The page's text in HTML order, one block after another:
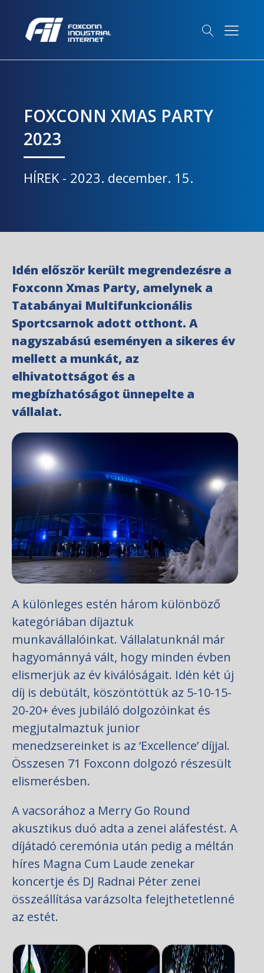
FOXCONN XMAS PARTY
2023
HÍREK - 2023. december. 15.
Idén először került megrendezésre a
Foxconn Xmas Party, amelynek a
Tatabányai Multifunkcionális
Sportcsarnok adott otthont. A
nagyszabású eseményen a sikeres év
mellett a munkát, az
elhivatottságot és a
megbízhatóságot ünnepelte a
vállalat.
A különleges estén három különböző
kategóriában díjaztuk
munkavállalóinkat. Vállalatunknál már
hagyománnyá vált, hogy minden évben
elismerjük az év kiválóságait. Idén két új
díj is debütált, köszöntöttük az 5-10-15-
20-20+ éves jubiláló dolgozóinkat és
megjutalmaztuk junior
menedzsereinket is az ‘Excellence’ díjjal.
Összesen 71 Foxconn dolgozó részesült
elismerésben.
A vacsorához a Merry Go Round
akusztikus duó adta a zenei aláfestést. A
díjátadó ceremónia után pedig a méltán
híres Magna Cum Laude zenekar
koncertje és DJ Radnai Péter zenei
összeállítása varázsolta felejthetetlenné
az estét.